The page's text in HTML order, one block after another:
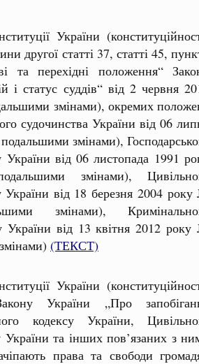
України
другої статті 37, статті 45,
та перехідні положення“
і статус суддів“ від 2 червня
змінами), окремих
судочинства України від 06
змінами),
України від 06 листопада 1991
змінами),
України від 18 березня 2004
змінами),
України від 13 квітня 2012
(ТЕКСТ)
України
України „Про
кодексу України,
України та інших пов’язаних з
права та свободи